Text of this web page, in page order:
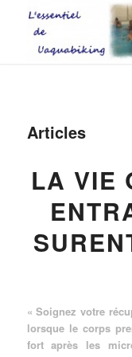
Articles
LA VIE
« Soignez votre
lorsque le corps
fort après les